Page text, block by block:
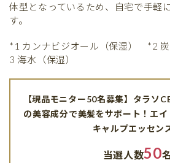
体型となっているため、自宅で手軽
す。
*1 カンナビジオール（保湿） *2
3 海水（保湿）
【現品モニター50名募集】タラソ
の美容成分で美髪をサポート！エ
キャルプエッセン
当選人数50